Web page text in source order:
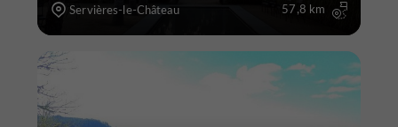
Servières-le-Château 57,8 km